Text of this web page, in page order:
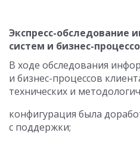
Экспресс-обследование
систем и бизнес-
В ходе обследования
и бизнес-процессов
технических и
конфигурация была
с поддержки;